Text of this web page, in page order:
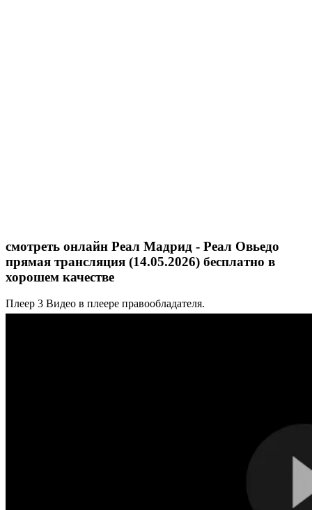
смотреть онлайн Реал Мадрид - Реал Овьедо
прямая трансляция (14.05.2026) бесплатно в
хорошем качестве
Плеер 3 Видео в плеере правообладателя.